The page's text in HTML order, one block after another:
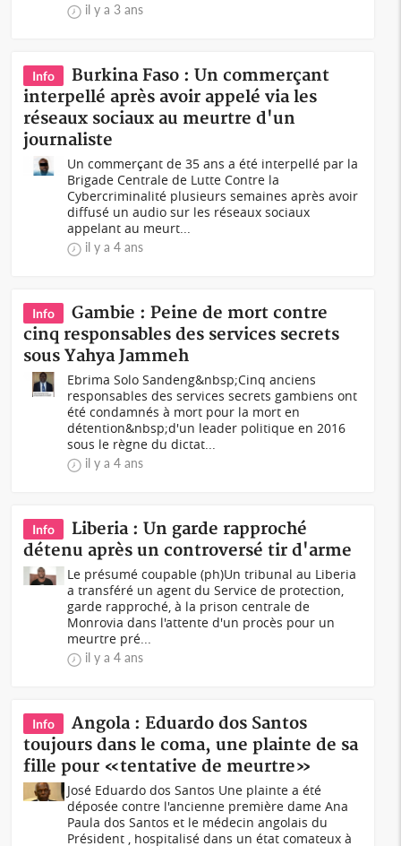
il y a 3 ans
Info
Burkina Faso : Un commerçant
interpellé après avoir appelé via les
réseaux sociaux au meurtre d'un
journaliste
Un commerçant de 35 ans a été interpellé par la
Brigade Centrale de Lutte Contre la
Cybercriminalité plusieurs semaines après avoir
diffusé un audio sur les réseaux sociaux
appelant au meurt...
il y a 4 ans
Info
Gambie : Peine de mort contre
cinq responsables des services secrets
sous Yahya Jammeh
Ebrima Solo Sandeng&nbsp;Cinq anciens
responsables des services secrets gambiens ont
été condamnés à mort pour la mort en
détention&nbsp;d'un leader politique en 2016
sous le règne du dictat...
il y a 4 ans
Info
Liberia : Un garde rapproché
détenu après un controversé tir d'arme
Le présumé coupable (ph)Un tribunal au Liberia
a transféré un agent du Service de protection,
garde rapproché, à la prison centrale de
Monrovia dans l'attente d'un procès pour un
meurtre pré...
il y a 4 ans
Info
Angola : Eduardo dos Santos
toujours dans le coma, une plainte de sa
fille pour «tentative de meurtre»
José Eduardo dos Santos Une plainte a été
déposée contre l'ancienne première dame Ana
Paula dos Santos et le médecin angolais du
Président , hospitalisé dans un état comateux à